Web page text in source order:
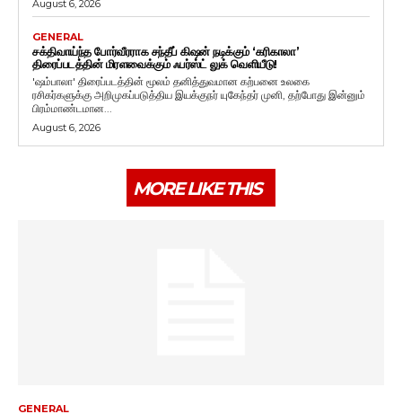
August 6, 2026
GENERAL
சக்திவாய்ந்த போர்வீரராக சந்தீப் கிஷன் நடிக்கும் ‘கரிகாலா’
திரைப்படத்தின் மிரளவைக்கும் ஃபர்ஸ்ட் லுக் வெளியீடு!
'ஷம்பாலா' திரைப்படத்தின் மூலம் தனித்துவமான கற்பனை உலகை
ரசிகர்களுக்கு அறிமுகப்படுத்திய இயக்குநர் யுகேந்தர் முனி, தற்போது இன்னும்
பிரம்மாண்டமான...
August 6, 2026
MORE LIKE THIS
GENERAL